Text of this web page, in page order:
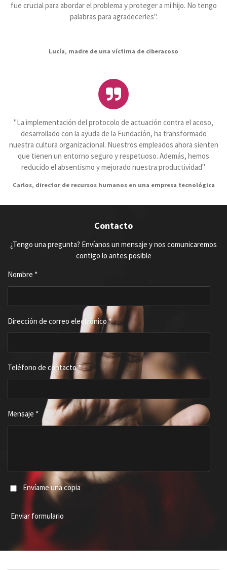
fue crucial para abordar el problema y proteger a mi hijo. No tengo
palabras para agradecerles".
Lucía, madre de una víctima de ciberacoso
"La implementación del protocolo de actuación contra el acoso,
desarrollado con la ayuda de la Fundación, ha transformado
nuestra cultura organizacional. Nuestros empleados ahora sienten
que tienen un entorno seguro y respetuoso. Además, hemos
reducido el absentismo y mejorado nuestra productividad".
Carlos, director de recursos humanos en una empresa tecnológica
Contacto
¿Tengo una pregunta? Envíanos un mensaje y nos comunicaremos
contigo lo antes posible
Nombre *
Dirección de correo electrónico *
Teléfono de contacto *
Mensaje *
Envíame una copia
Enviar formulario